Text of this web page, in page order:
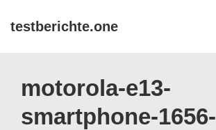
Zumtestberichte.one
Navigation
motorola-e13-
smartphone-1656-